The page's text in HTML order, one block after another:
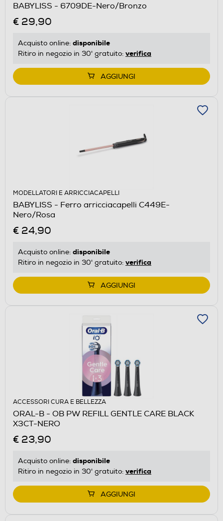
BABYLISS - 6709DE-Nero/Bronzo
€ 29,90
Acquisto online: disponibile
Ritiro in negozio in 30' gratuito: verifica
AGGIUNGI
MODELLATORI E ARRICCIACAPELLI
BABYLISS - Ferro arricciacapelli C449E-
Nero/Rosa
€ 24,90
Acquisto online: disponibile
Ritiro in negozio in 30' gratuito: verifica
AGGIUNGI
ACCESSORI CURA E BELLEZZA
ORAL-B - OB PW REFILL GENTLE CARE BLACK
X3CT-NERO
€ 23,90
Acquisto online: disponibile
Ritiro in negozio in 30' gratuito: verifica
AGGIUNGI